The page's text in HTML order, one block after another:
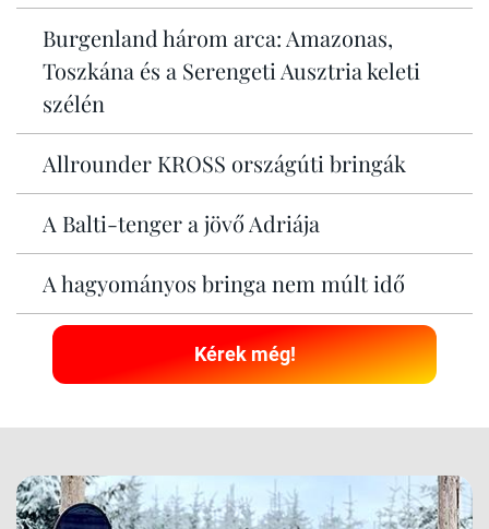
Burgenland három arca: Amazonas,
Toszkána és a Serengeti Ausztria keleti
szélén
Allrounder KROSS országúti bringák
A Balti-tenger a jövő Adriája
A hagyományos bringa nem múlt idő
Kérek még!